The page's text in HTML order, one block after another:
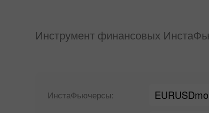
Инструмент финансовых
ИнстаФьючерсы: